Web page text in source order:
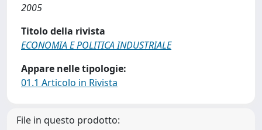
2005
Titolo della rivista
ECONOMIA E POLITICA INDUSTRIALE
Appare nelle tipologie:
01.1 Articolo in Rivista
File in questo prodotto: